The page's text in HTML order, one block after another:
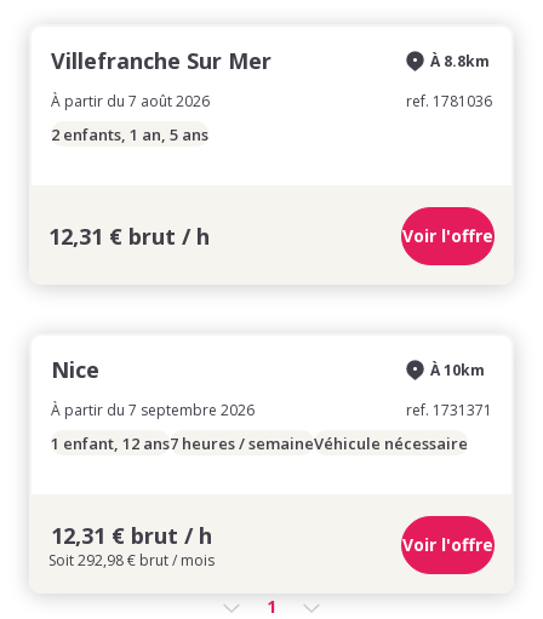
Villefranche Sur Mer
À partir du 7 août 2026
À 8.8km
ref. 1781036
2 enfants, 1 an, 5 ans
12,31 € brut / h Voir l'offre
Nice
À partir du 7 septembre 2026
À 10km
ref. 1731371
1 enfant, 12 ans7 heures / semaineVéhicule nécessaire
12,31 € brut / h
Soit 292,98 € brut / mois
Voir l'offre
1